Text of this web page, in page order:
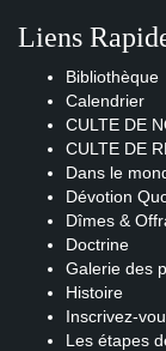
Liens
Bibliothèque
Calendrier
CULTE DE
CULTE DE
Dans le
Dévotion
Dîmes &
Doctrine
Galerie des
Histoire
Inscrivez-
Les étapes